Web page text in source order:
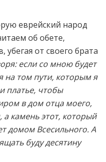
еврейский народ
об обете,
от своего брата
если со мною будет
на том пути, которым я
платье, чтобы
в дом отца моего,
а камень этот, который
домом Всесильного. А
буду десятину